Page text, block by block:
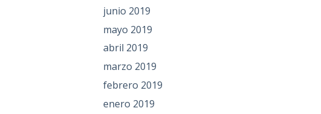
junio 2019
mayo 2019
abril 2019
marzo 2019
febrero 2019
enero 2019